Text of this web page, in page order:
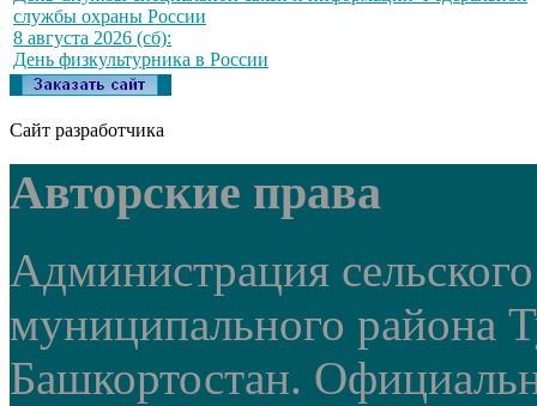
службы охраны России
8 августа 2026 (сб):
День физкультурника в России
Сайт разработчика
Авторские права
Администрация
муниципального района
Башкортостан.